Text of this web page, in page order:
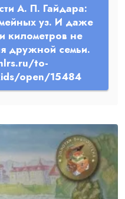
А. П. Гайдара:
уз. И даже
километров не
дружной семьи.
to-
open/15484